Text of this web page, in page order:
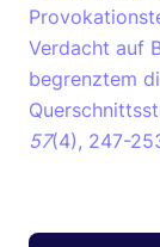
Verdacht auf
begrenztem
57(4), 247-